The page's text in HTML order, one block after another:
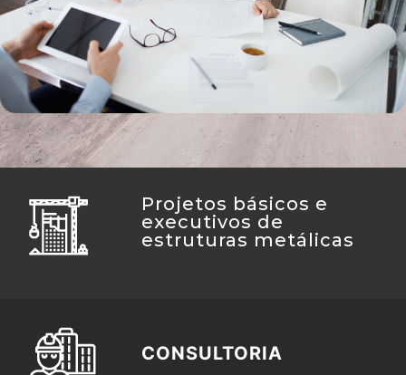
Projetos básicos e
executivos de
estruturas metálicas
CONSULTORIA